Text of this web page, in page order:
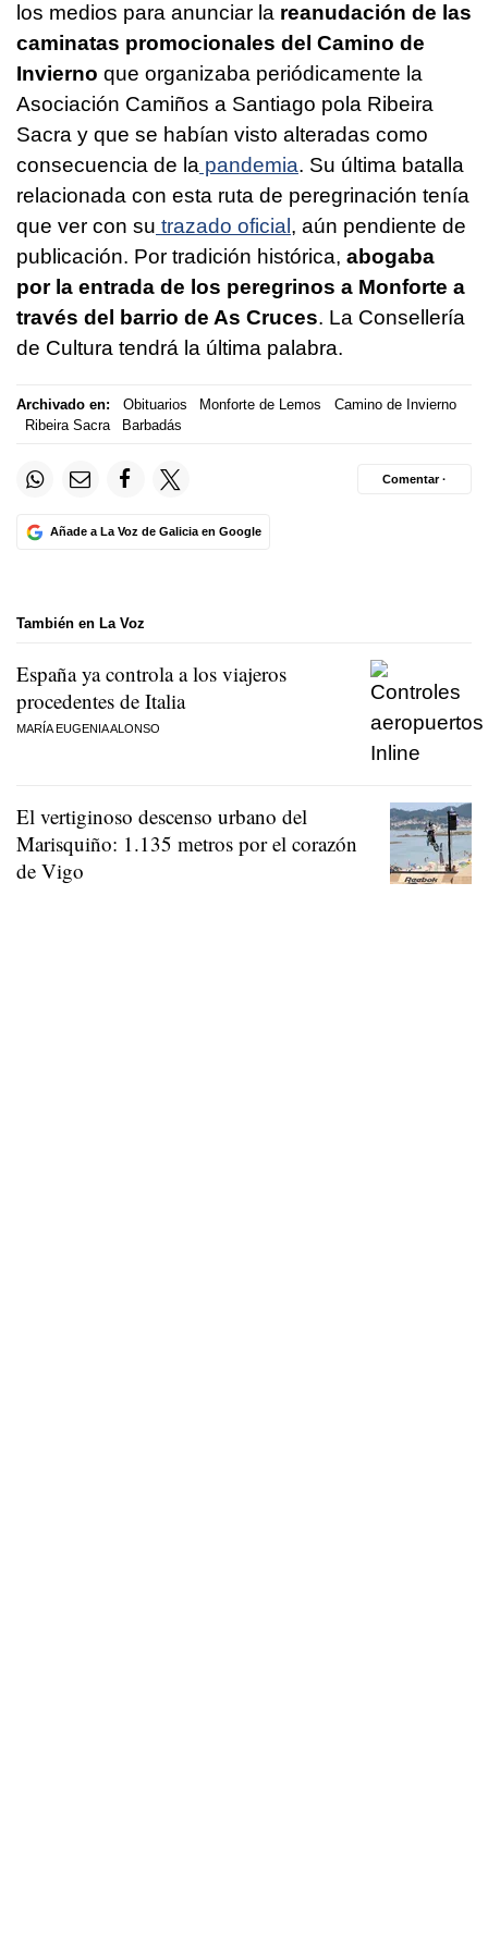
los medios para anunciar la reanudación de las
caminatas promocionales del Camino de
Invierno que organizaba periódicamente la
Asociación Camiños a Santiago pola Ribeira
Sacra y que se habían visto alteradas como
consecuencia de la pandemia. Su última batalla
relacionada con esta ruta de peregrinación tenía
que ver con su trazado oficial , aún pendiente de
publicación. Por tradición histórica, abogaba
por la entrada de los peregrinos a Monforte a
través del barrio de As Cruces. La Consellería
de Cultura tendrá la última palabra.
Archivado en: Obituarios Monforte de Lemos
Camino de Invierno
Ribeira Sacra
Barbadás
Añade a La Voz de Galicia en Google
Comentar ·
También en La Voz
España ya controla a los viajeros
procedentes de Italia
MARÍA EUGENIA ALONSO
El vertiginoso descenso urbano del
Marisquiño: 1.135 metros por el corazón
de Vigo